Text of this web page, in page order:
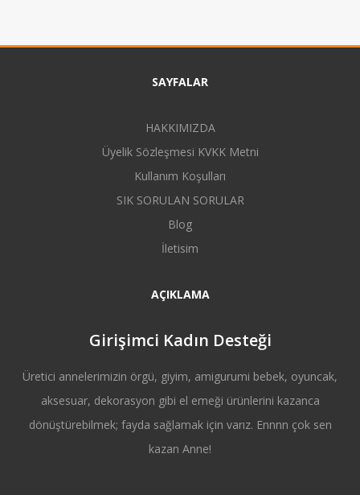
SAYFALAR
HAKKIMIZDA
Üyelik Sözleşmesi KVKK Metni
Kullanım Koşulları
SIK SORULAN SORULAR
Blog
İletisim
AÇIKLAMA
Girişimci Kadın Desteği
Üretici annelerimizin örgü, giyim, amigurumi bebek, oyuncak,
aksesuar, dekorasyon gibi el emeği ürünlerini kazanca
dönüştürebilmek; fayda sağlamak için varız. Ennnn çok sen
kazan Anne!